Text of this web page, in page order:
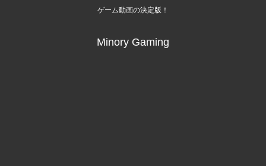
ゲーム動画の決定版！
Minory Gaming